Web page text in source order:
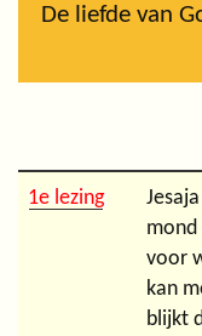
De liefde van
1e lezing
mond
voor
kan
blijkt